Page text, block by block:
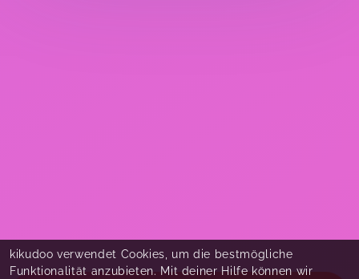
kikudoo verwendet Cookies, um die bestmögliche
Funktionalität anzubieten. Mit deiner Hilfe können wir